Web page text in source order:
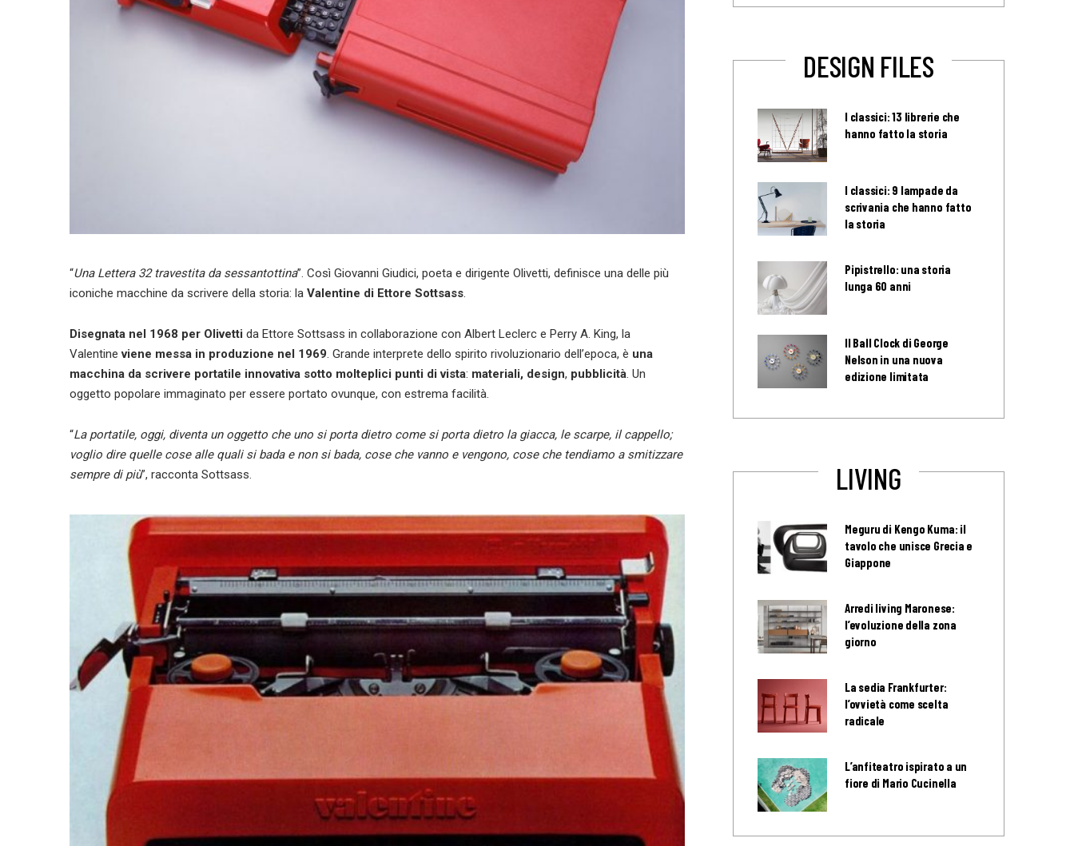
“Una Lettera 32 travestita da sessantottina”. Così Giovanni Giudici, poeta e dirigente Olivetti, definisce una delle più
iconiche macchine da scrivere della storia: la Valentine di Ettore Sottsass.
Disegnata nel 1968 per Olivetti da Ettore Sottsass in collaborazione con Albert Leclerc e Perry A. King, la
Valentineviene messa in produzione nel 1969. Grande interprete dello spirito rivoluzionario dell’epoca, è una
macchina da scrivere portatile innovativa sotto molteplici punti di vista: materiali, design, pubblicità. Un
oggetto popolare immaginato per essere portato ovunque, con estrema facilità.
“La portatile, oggi, diventa un oggetto che uno si porta dietro come si porta dietro la giacca, le scarpe, il cappello;
voglio dire quelle cose alle quali si bada e non si bada, cose che vanno e vengono, cose che tendiamo a smitizzare
sempre di più”, racconta Sottsass.
DESIGN FILES
I classici: 13 librerie che
hanno fatto la storia
I classici: 9 lampade da
scrivania che hanno fatto
la storia
Pipistrello: una storia
lunga 60 anni
Il Ball Clock di George
Nelson in una nuova
edizione limitata
LIVING
Meguru di Kengo Kuma: il
tavolo che unisce Grecia e
Giappone
Arredi living Maronese:
l’evoluzione della zona
giorno
La sedia Frankfurter:
l’ovvietà come scelta
radicale
L’anfiteatro ispirato a un
fiore di Mario Cucinella